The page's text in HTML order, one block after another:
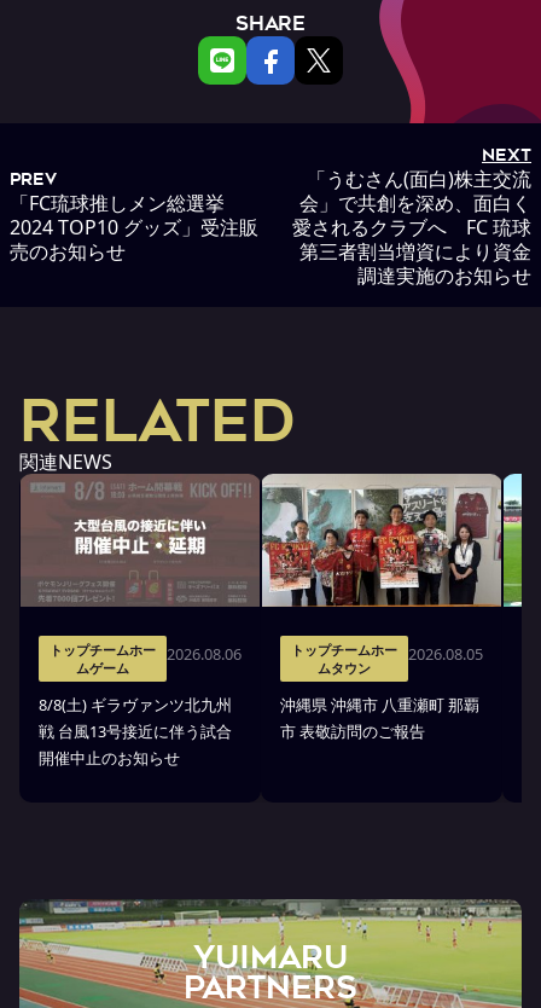
SHARE
PREV
「FC琉球推しメン総選挙
2024 TOP10 グッズ」受注販
売のお知らせ
NEXT
「うむさん(面白)株主交流
会」で共創を深め、面白く
愛されるクラブへ FC 琉球
第三者割当増資により資金
調達実施のお知らせ
RELATED
関連NEWS
トップチームホー
ムゲーム
2026.08.06
8/8(土) ギラヴァンツ北九州
戦 台風13号接近に伴う試合
開催中止のお知らせ
トップチームホー
ムタウン
2026.08.05
沖縄県 沖縄市 八重瀬町 那覇
市 表敬訪問のご報告
YUIMARU
Partners